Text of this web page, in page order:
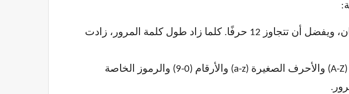
: اجعل كلمة المرور طويلة قدر الإمكان، ويفضل أن تتجاوز 12 حرفًا. كلما زاد طول كلمة المرور، زادت
استخدم مزيجًا من الأحرف الكبيرة (A-Z) والأحرف الصغيرة (a-z) والأرقام (0-9) والرموز الخاصة